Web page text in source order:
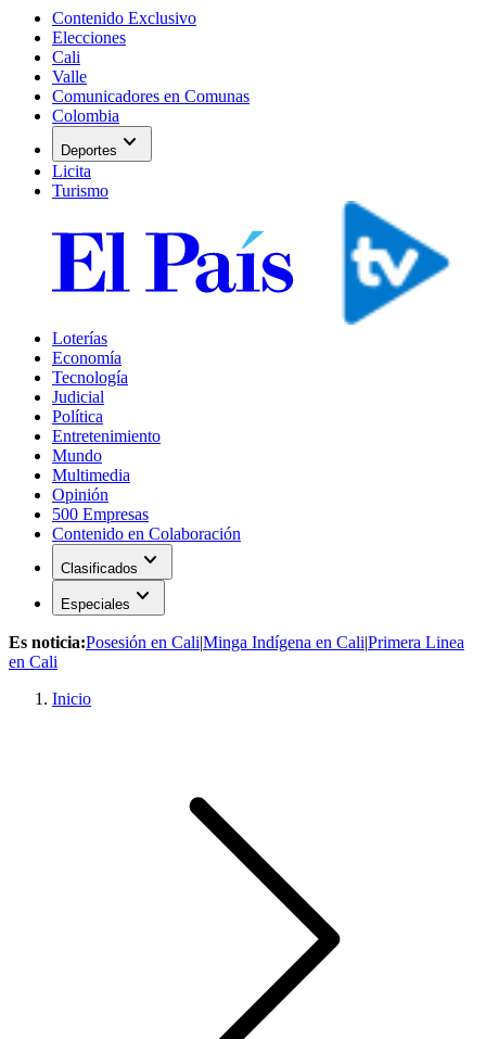
Contenido Exclusivo
Elecciones
Cali
Valle
Comunicadores en Comunas
Colombia
Deportes expand_more
Licita
Turismo
Loterías
Economía
Tecnología
Judicial
Política
Entretenimiento
Mundo
Multimedia
Opinión
500 Empresas
Contenido en Colaboración
Clasificados expand_more
Especiales expand_more
Es noticia:Posesión en Cali|Minga Indígena en Cali|Primera Linea
en Cali
Inicio